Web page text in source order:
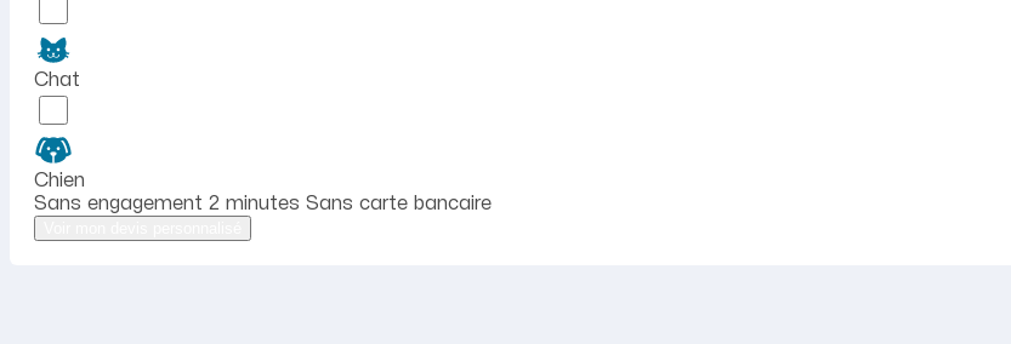
Chat
Chien
Sans engagement 2 minutes Sans carte bancaire